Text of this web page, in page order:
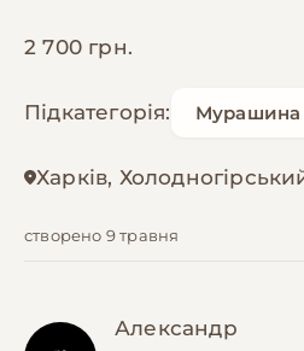
2 700 грн.
Підкатегорія:
Харків,
створено 9 травня
Александр